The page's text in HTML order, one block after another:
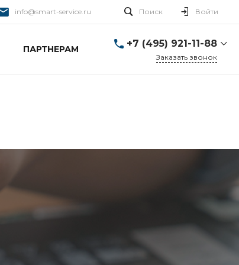
info@smart-service.ru Поиск Войти
ПАРТНЕРАМ
+7 (495) 921-11-88
Заказать звонок